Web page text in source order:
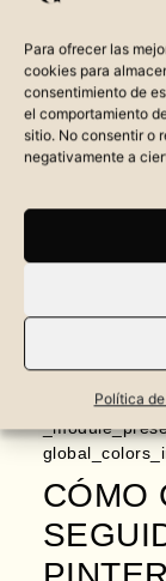
Para ofrecer las
cookies para
consentimiento de
el comportamiento
sitio. No consentir o
negativamente a
Política
[et_pb_row
[et_pb_text
CÓMO